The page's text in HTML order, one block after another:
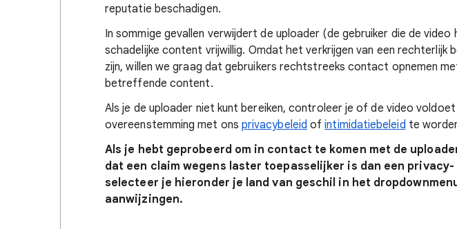
reputatie beschadigen.
In sommige gevallen verwijdert de uploader (de gebruiker die de
schadelijke content vrijwillig. Omdat het verkrijgen van een rechterlijk
zijn, willen we graag dat gebruikers rechtstreeks contact opnemen
betreffende content.
Als je de uploader niet kunt bereiken, controleer je of de video voldoet
overeenstemming met ons privacybeleid ofintimidatiebeleid te
Als je hebt geprobeerd om in contact te komen met de
dat een claim wegens laster toepasselijker is dan een
selecteer je hieronder je land van geschil in het
aanwijzingen.